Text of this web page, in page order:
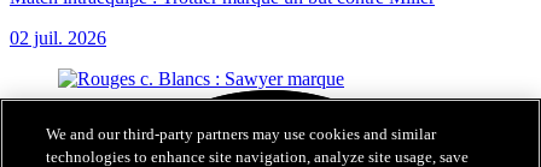
02 juil. 2026
We and our third-party partners may use cookies and similar
technologies to enhance site navigation, analyze site usage, save